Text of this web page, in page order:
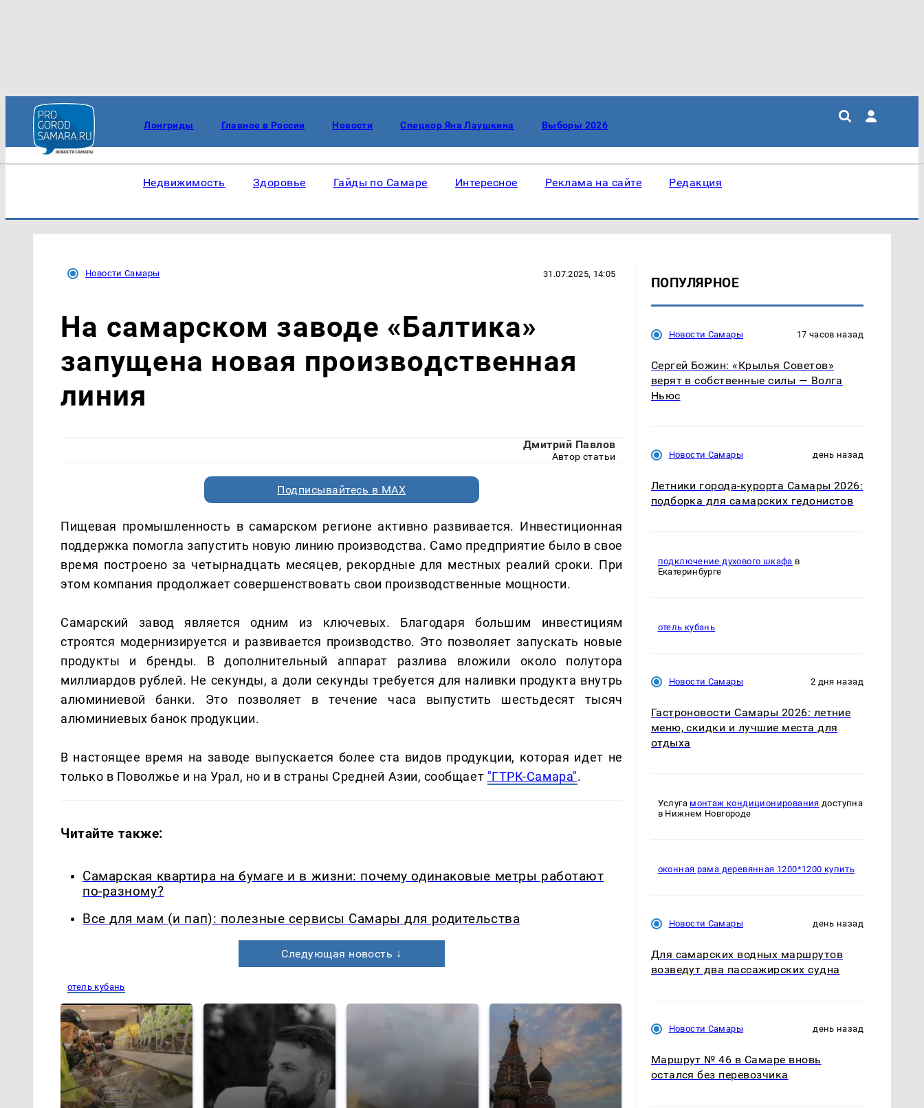
Лонгриды Главное в России Новости Спецкор Яна Лаушкина Выборы 2026
Недвижимость Здоровье Гайды по Самаре Интересное Реклама на сайте Редакция
Новости Самары 31.07.2025, 14:05
На самарском заводе «Балтика»
запущена новая производственная
линия
Дмитрий Павлов
Автор статьи
Подписывайтесь в MAX
Пищевая промышленность в самарском регионе активно развивается. Инвестиционная
поддержка помогла запустить новую линию производства. Само предприятие было в свое
время построено за четырнадцать месяцев, рекордные для местных реалий сроки. При
этом компания продолжает совершенствовать свои производственные мощности.
Самарский завод является одним из ключевых. Благодаря большим инвестициям
строятся модернизируется и развивается производство. Это позволяет запускать новые
продукты и бренды. В дополнительный аппарат разлива вложили около полутора
миллиардов рублей. Не секунды, а доли секунды требуется для наливки продукта внутрь
алюминиевой банки. Это позволяет в течение часа выпустить шестьдесят тысяч
алюминиевых банок продукции.
В настоящее время на заводе выпускается более ста видов продукции, которая идет не
только в Поволжье и на Урал, но и в страны Средней Азии, сообщает "ГТРК-Самара".
Читайте также:
Самарская квартира на бумаге и в жизни: почему одинаковые метры работают
по-разному?
Все для мам (и пап): полезные сервисы Самары для родительства
Следующая новость ↓
отель кубань
ПОПУЛЯРНОЕ
Новости Самары 17 часов назад
Сергей Божин: «Крылья Советов»
верят в собственные силы — Волга
Ньюс
Новости Самары день назад
Летники города-курорта Самары 2026:
подборка для самарских гедонистов
подключение духового шкафа в
Екатеринбурге
отель кубань
Новости Самары 2 дня назад
Гастроновости Самары 2026: летние
меню, скидки и лучшие места для
отдыха
Услуга монтаж кондиционирования доступна
в Нижнем Новгороде
оконная рама деревянная 1200*1200 купить
Новости Самары день назад
Для самарских водных маршрутов
возведут два пассажирских судна
Новости Самары день назад
Маршрут № 46 в Самаре вновь
остался без перевозчика